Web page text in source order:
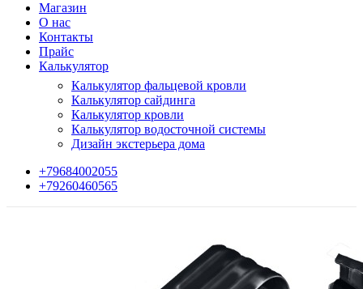
Магазин
О нас
Контакты
Прайс
Калькулятор
Калькулятор фальцевой кровли
Калькулятор сайдинга
Калькулятор кровли
Калькулятор водосточной системы
Дизайн экстерьера дома
+79684002055
+79260460565